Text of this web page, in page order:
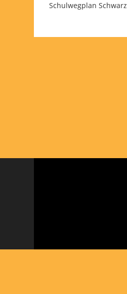
Schulwegplan